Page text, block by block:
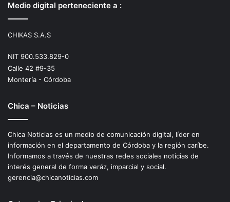
Medio digital perteneciente a :
CHIKAS S.A.S
NIT 900.533.829-0
Calle 42 #9-35
Montería - Córdoba
Chica – Noticias
Chica Noticias es un medio de comunicación digital, líder en
información en el departamento de Córdoba y la región caríbe.
Informamos a través de nuestras redes sociales noticias de
interés general de forma veráz, imparcial y social.
gerencia@chicanoticias.com